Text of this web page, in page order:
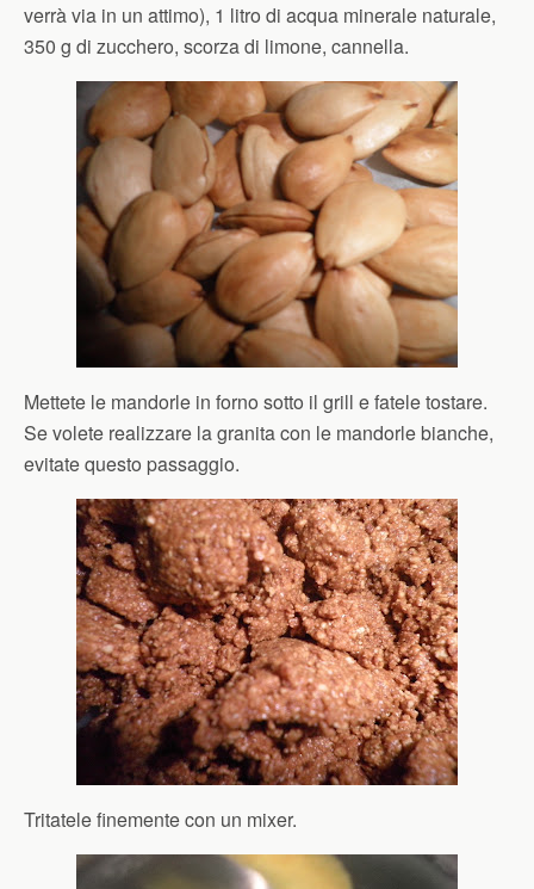
verrà via in un attimo), 1 litro di acqua minerale naturale,
350 g di zucchero, scorza di limone, cannella.
Mettete le mandorle in forno sotto il grill e fatele tostare.
Se volete realizzare la granita con le mandorle bianche,
evitate questo passaggio.
Tritatele finemente con un mixer.